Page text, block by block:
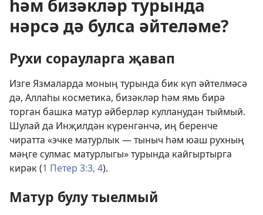
һәм бизәкләр турында
нәрсә дә булса әйтеләме?
Рухи сорауларга җавап
Изге Язмаларда моның турында бик күп әйтелмәсә
дә, Аллаһы косметика, бизәкләр һәм ямь бирә
торган башка матур әйберләр кулланудан тыймый.
Шулай да Инҗилдән күренгәнчә, иң беренче
чиратта «эчке матурлык — тыныч һәм юаш рухның
мәңге сулмас матурлыгы» турында кайгыртырга
кирәк (1 Петер 3:3, 4).
Матур булу тыелмый